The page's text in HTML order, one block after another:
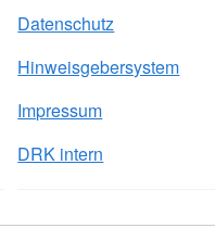
Datenschutz
Hinweisgebersystem
Impressum
DRK intern